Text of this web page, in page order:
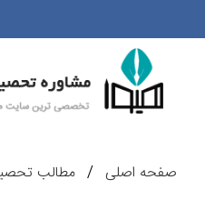
صفحه اصلی مطالب